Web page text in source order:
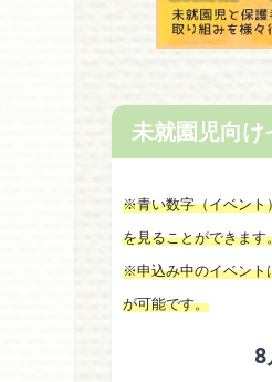
未就園児向け
※青い数字（イベント
を見ることができます
※申込み中のイベント
が可能です。
8